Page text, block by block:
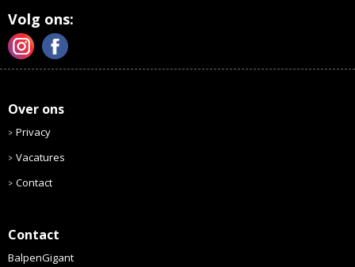
Volg ons:
Over ons
Privacy
Vacatures
Contact
Contact
BalpenGigant